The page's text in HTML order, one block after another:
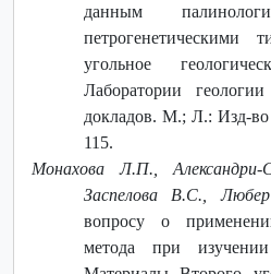
данным
угольное
Лаборатории
докладов. М.; Л.: Изд-
115.
Монахова Л.П.,
Заспелова В.С.,
вопросу о
метода при